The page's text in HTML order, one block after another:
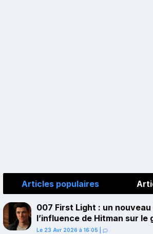
Articles populaires
007 First Light : un
l’influence de Hitman sur le
Le 23 Avr 2026 à 16:05